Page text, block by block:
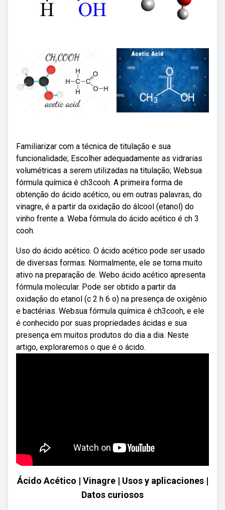
Familiarizar com a técnica de titulação e sua
funcionalidade; Escolher adequadamente as vidrarias
volumétricas a serem utilizadas na titulação; Websua
fórmula química é ch3cooh. A primeira forma de
obtenção do ácido acético, ou em outras palavras, do
vinagre, é a partir da oxidação do álcool (etanol) do
vinho frente a. Weba fórmula do ácido acético é ch 3
cooh.
Uso do ácido acético. O ácido acético pode ser usado
de diversas formas. Normalmente, ele se torna muito
ativo na preparação de. Webo ácido acético apresenta
fórmula molecular. Pode ser obtido a partir da
oxidação do etanol (c 2 h 6 o) na presença de oxigênio
e bactérias. Websua fórmula química é ch3cooh, e ele
é conhecido por suas propriedades ácidas e sua
presença em muitos produtos do dia a dia. Neste
artigo, exploraremos o que é o ácido.
Ácido Acético | Vinagre | Usos y aplicaciones |
Datos curiosos